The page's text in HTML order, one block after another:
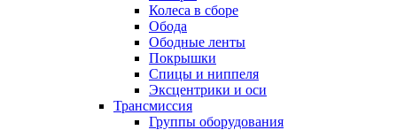
Колеса в сборе
Обода
Ободные ленты
Покрышки
Спицы и ниппеля
Эксцентрики и оси
Трансмиссия
Группы оборудования